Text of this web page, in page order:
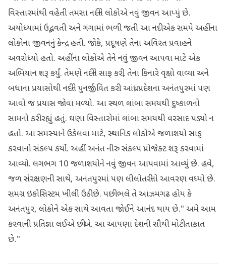
વિસ્તારમાંથી વહેતી તમસા નદીને લોકોએ નવું જીવન આપ્યું છે.
અયોધ્યામાં ઉદ્ભવતી અને ગંગામાં ભળી જતી આ નદી એક સમયે અહીંના
લોકોના જીવનનું કેન્દ્ર હતી. જોકે, પ્રદૂષણે તેના અવિરત પ્રવાહને
અવરોધ્યો હતો. અહીંના લોકોએ તેને નવું જીવન આપવા માટે એક
અભિયાન શરૂ કર્યું. તેમણે નદીને સાફ કરી, તેના કિનારે વૃક્ષો વાવ્યા અને
બધાના પ્રયાસોથી નદીને પુનર્જીવિત કરી. આંધ્રપ્રદેશના અનંતપુરમાં પણ
આવો જ પ્રયાસ જોવા મળ્યો. આ સ્થળ લાંબા સમયથી દુષ્કાળનો
સામનો કરી રહ્યું હતું. ઘણા વિસ્તારોમાં લાંબા સમયથી વરસાદ પડ્યો ન
હતો. આ સમસ્યાને ઉકેલવા માટે, સ્થાનિક લોકોએ જળાશયો સાફ
કરવાનો સંકલ્પ કર્યો. અહીં અનંત નીરુ સંકલ્પ પ્રોજેક્ટ શરૂ કરવામાં
આવ્યો. લગભગ 10 જળાશયોને નવું જીવન આપવામાં આવ્યું છે. હવે,
જળ સંરક્ષણની સાથે, અનંતપુરમાં પણ લીલોતરીનો આવરણ વધ્યો છે.
સમગ્ર ઇકોસિસ્ટમ ખીલી ઉઠી છે. પછી ભલે તે આઝમગઢ હોય કે
અનંતપુર, લોકોને એક સાથે આવતા જોઈને આનંદ થાય છે." અમે આમ
કરવાની પ્રતિજ્ઞા લઈએ છીએ. આ આપણા દેશની સૌથી મોટી તાકાત
છે."